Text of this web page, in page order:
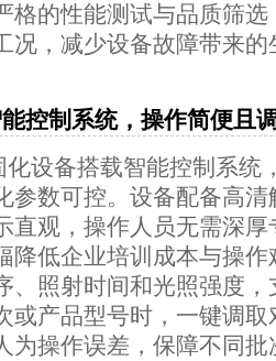
格的性能测试与品质筛
况，减少设备故障带来
控制系统，操作简便且
化设备搭载智能控制系统
参数可控。设备配备高清
直观，操作人员无需深
降低企业培训成本与操
、照射时间和光照强度
或产品型号时，一键调
为操作误差，保障不同